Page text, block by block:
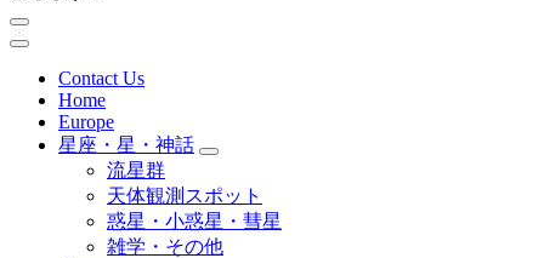
Contact Us
Home
Europe
星座・星・神話
流星群
天体観測スポット
惑星・小惑星・彗星
雑学・その他